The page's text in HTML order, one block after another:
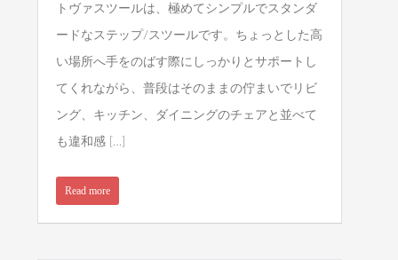
トヴァスツールは、極めてシンプルでスタンダ
ードなステップ/スツールです。ちょっとした高
い場所へ手をのばす際にしっかりとサポートし
てくれながら、普段はそのままの佇まいでリビ
ング、キッチン、ダイニングのチェアと並べて
も違和感 […]
Read more